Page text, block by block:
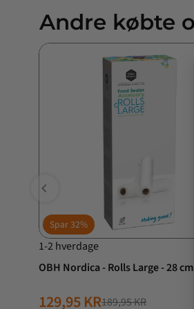
Andre købte
Spar32%
1-2 hverdage
OBH Nordica - Rolls Large - 28 cm
189,95 KR
129,95 KR